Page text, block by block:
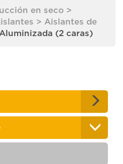
en seco >
> Aislantes de
(2 caras)